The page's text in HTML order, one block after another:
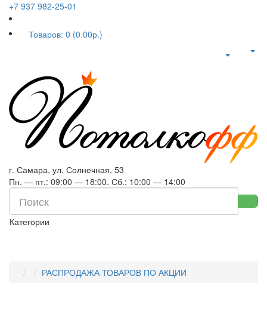
+7 937 982-25-01
Товаров: 0 (0.00р.)
г. Самара, ул. Солнечная, 53
Пн. — пт.: 09:00 — 18:00. Сб.: 10:00 — 14:00
Категории
РАСПРОДАЖА ТОВАРОВ ПО АКЦИИ